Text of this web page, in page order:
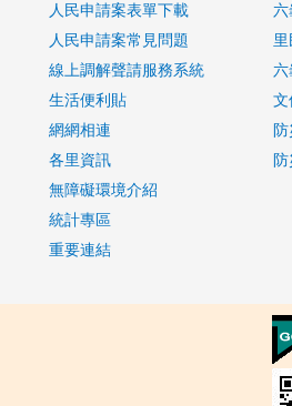
人民申請案表單下載
人民申請案常見問題
線上調解聲請服務系統
生活便利貼
網網相連
各里資訊
無障礙環境介紹
統計專區
重要連結
六
六
文